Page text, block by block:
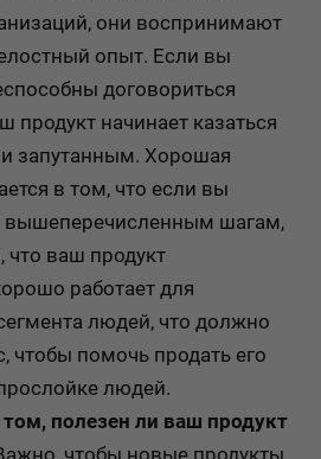
они воспринимают
опыт. Если вы
договориться
продукт начинает казаться
запутанным. Хорошая
в том, что если вы
вышеперечисленным шагам,
что ваш продукт
работает для
людей, что должно
чтобы помочь продать его
людей.
полезен ли ваш продукт
чтобы новые продукты